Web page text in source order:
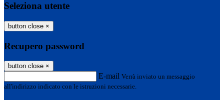
Seleziona utente
button close ×
Recupero password
button close ×
E-mail Verrà inviato un messaggio
all'indirizzo indicato con le istruzioni necessarie.